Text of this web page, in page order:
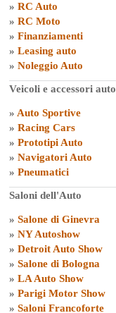
» RC Auto
» RC Moto
» Finanziamenti
» Leasing auto
» Noleggio Auto
Veicoli e accessori auto
» Auto Sportive
» Racing Cars
» Prototipi Auto
» Navigatori Auto
» Pneumatici
Saloni dell'Auto
» Salone di Ginevra
» NY Autoshow
» Detroit Auto Show
» Salone di Bologna
» LA Auto Show
» Parigi Motor Show
» Saloni Francoforte